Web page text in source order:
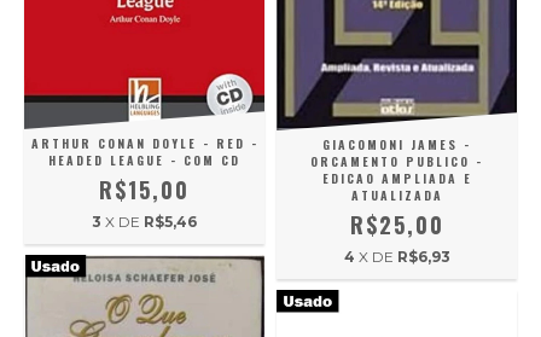
ARTHUR CONAN DOYLE - RED -
HEADED LEAGUE - COM CD
R$15,00
3 X DE R$5,46
GIACOMONI JAMES -
ORCAMENTO PUBLICO -
EDICAO AMPLIADA E
ATUALIZADA
R$25,00
4 X DE R$6,93